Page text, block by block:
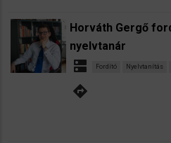
Horváth Gergő
nyelvtanár
dns Fordító Nyelvtanítás
directions